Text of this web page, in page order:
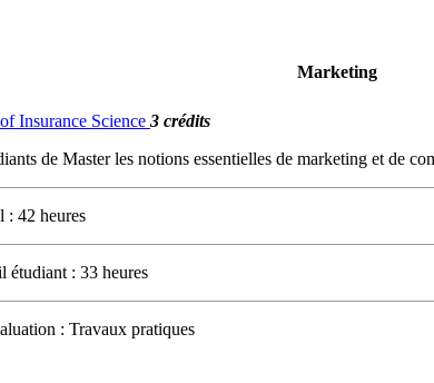
Marketing
Insurance Science 3 crédits
de Master les notions essentielles de marketing et de
: 42 heures
étudiant : 33 heures
: Travaux pratiques